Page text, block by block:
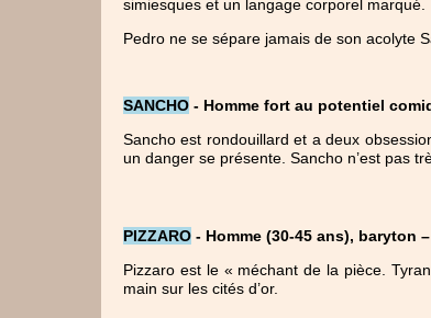
simiesques et un langage corporel marqué.
Pedro ne se sépare jamais de son acolyte
SANCHO - Homme fort au potentiel
Sancho est rondouillard et a deux
un danger se présente. Sancho n’est pas
PIZZARO - Homme (30-45 ans), baryton
Pizzaro est le « méchant de la pièce.
main sur les cités d’or.